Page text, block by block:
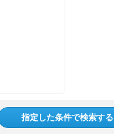
指定した条件で検索する